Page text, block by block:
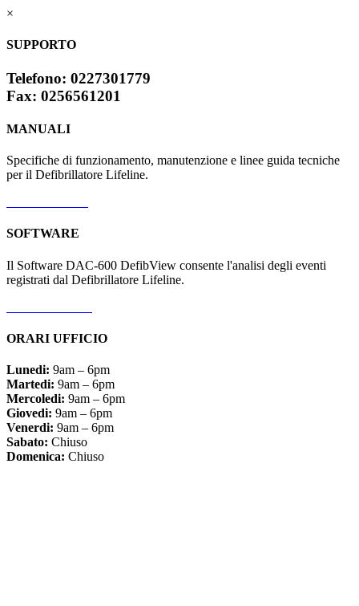
×
SUPPORTO
Telefono: 0227301779
Fax: 0256561201
MANUALI
Specifiche di funzionamento, manutenzione e linee guida tecniche
per il Defibrillatore Lifeline.
SOFTWARE
Il Software DAC-600 DefibView consente l'analisi degli eventi
registrati dal Defibrillatore Lifeline.
ORARI UFFICIO
Lunedi: 9am – 6pm
Martedi: 9am – 6pm
Mercoledi: 9am – 6pm
Giovedi: 9am – 6pm
Venerdi: 9am – 6pm
Sabato: Chiuso
Domenica: Chiuso